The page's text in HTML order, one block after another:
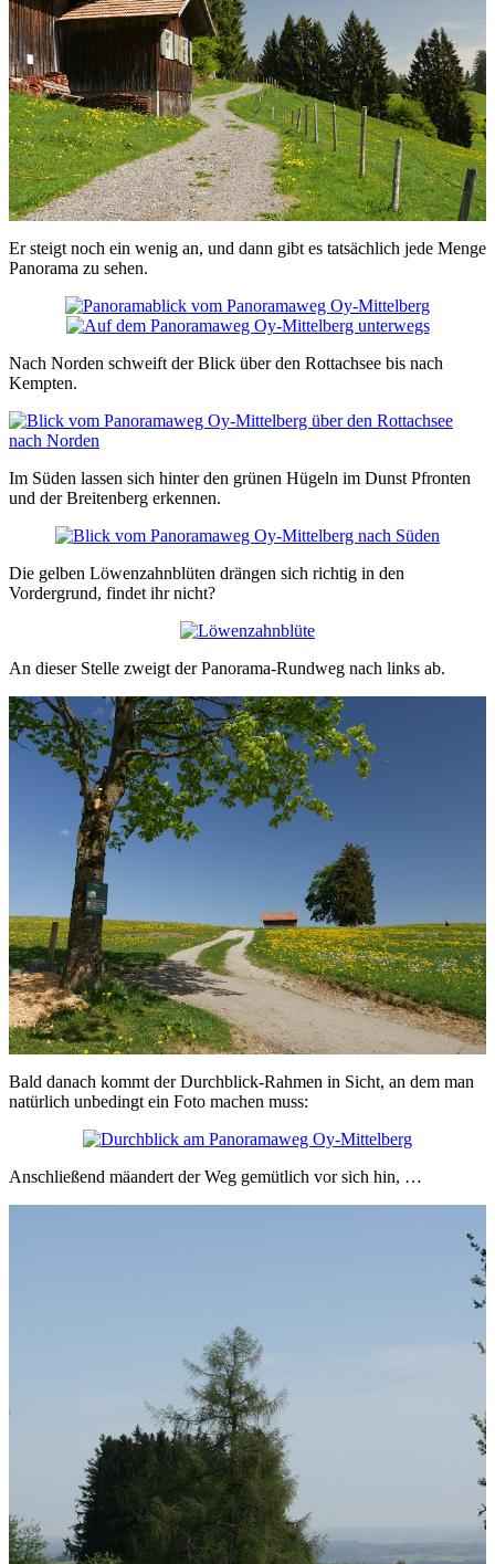
Er steigt noch ein wenig an, und dann gibt es tatsächlich jede Menge
Panorama zu sehen.
Nach Norden schweift der Blick über den Rottachsee bis nach
Kempten.
Im Süden lassen sich hinter den grünen Hügeln im Dunst Pfronten
und der Breitenberg erkennen.
Die gelben Löwenzahnblüten drängen sich richtig in den
Vordergrund, findet ihr nicht?
An dieser Stelle zweigt der Panorama-Rundweg nach links ab.
Bald danach kommt der Durchblick-Rahmen in Sicht, an dem man
natürlich unbedingt ein Foto machen muss:
Anschließend mäandert der Weg gemütlich vor sich hin, …